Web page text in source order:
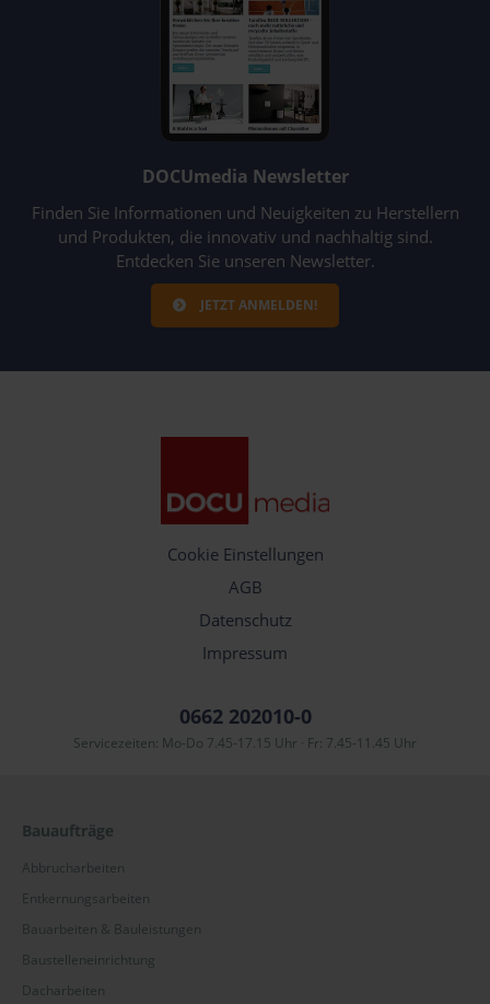
DOCUmedia Newsletter
Finden Sie Informationen und Neuigkeiten zu Herstellern
und Produkten, die innovativ und nachhaltig sind.
Entdecken Sie unseren Newsletter.
JETZT ANMELDEN!
Cookie Einstellungen
AGB
Datenschutz
Impressum
0662 202010-0
Servicezeiten: Mo-Do 7.45-17.15 Uhr · Fr: 7.45-11.45 Uhr
Bauaufträge
Abbrucharbeiten
Entkernungsarbeiten
Bauarbeiten & Bauleistungen
Baustelleneinrichtung
Dacharbeiten